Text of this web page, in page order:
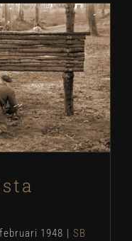
Heuman
1948 | SB